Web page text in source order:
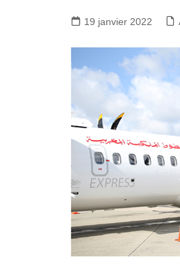
19 janvier 2022